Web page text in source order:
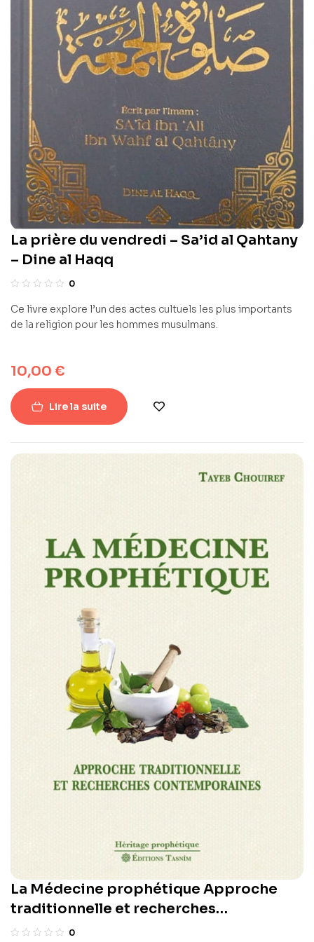
La prière du vendredi – Sa’id al Qahtany
– Dine al Haqq
0
Ce livre explore l’un des actes cultuels les plus importants
de la religion pour les hommes musulmans.
10,00 €
Lire la suite
La Médecine prophétique Approche
traditionnelle et recherches
contemporaines. Auteur: Tayeb
0